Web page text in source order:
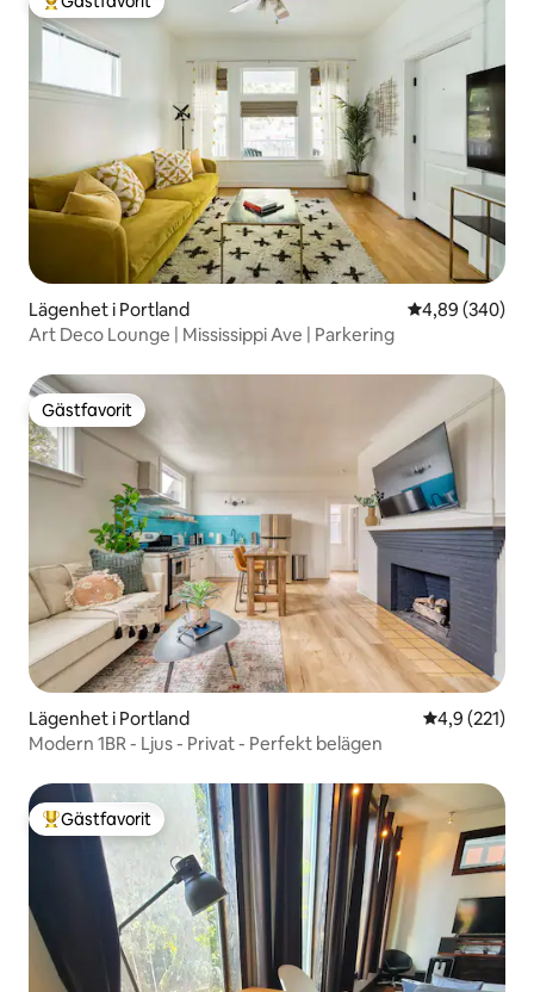
Populär gästfavorit
Lägenhet i Portland 4,89 av 5 i
4,89 (340)
Art Deco Lounge | Mississippi Ave | Parkering
Gästfavorit
Gästfavorit
Lägenhet i Portland 4,9 av 5 i
4,9 (221)
Modern 1BR - Ljus - Privat - Perfekt belägen
Populär gästfavorit
Gästfavorit